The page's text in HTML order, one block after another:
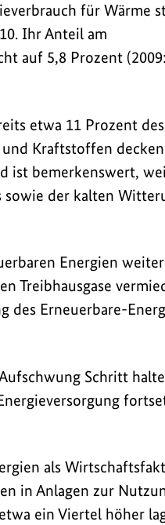
für Wärme
Ihr Anteil am
auf 5,8 Prozent
etwa 11 Prozent des
Kraftstoffen
ist bemerkenswert,
sowie der kalten
Energien weiter
Treibhausgase
des Erneuerbare-
Schritt
als
in Anlagen zur
ein Viertel höher